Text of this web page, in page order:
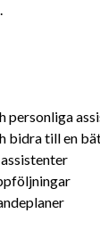
personliga
bidra till en